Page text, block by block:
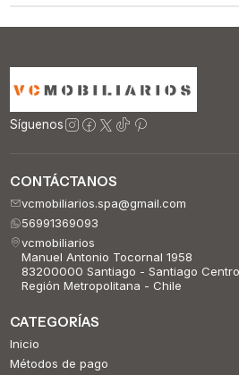
Síguenos
CONTÁCTANOS
vcmobiliarios.spa@gmail.com
56991369093
vcmobiliarios
Manuel Antonio Tocornal 1958
83200000 Santiago - Santiago Centro
Región Metropolitana - Chile
CATEGORÍAS
Inicio
Métodos de pago